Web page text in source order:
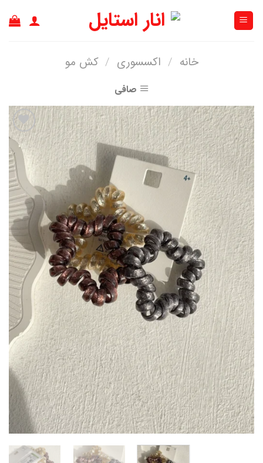
خانه / اکسسوری / کش مو
صافی
افزودن
علاقه
مندی
ها